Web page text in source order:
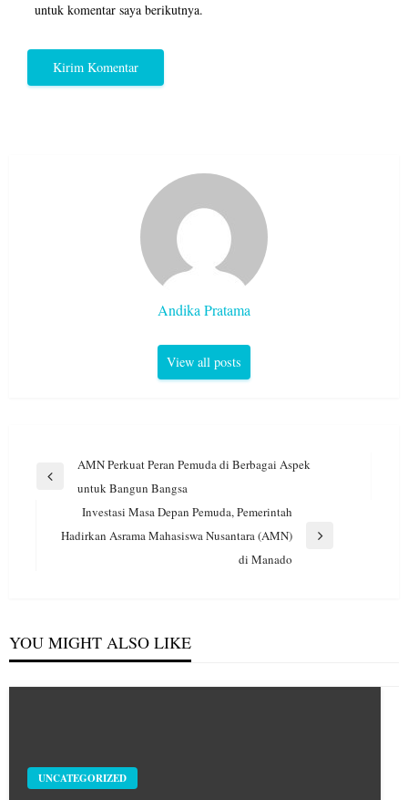
untuk komentar saya berikutnya.
Andika Pratama
View all posts
Navigasi
Previous
AMN Perkuat Peran Pemuda di Berbagai Aspek
untuk Bangun Bangsa
Investasi Masa Depan Pemuda, Pemerintah
Hadirkan Asrama Mahasiswa Nusantara (AMN)
di Manado
YOU MIGHT ALSO LIKE
UNCATEGORIZED